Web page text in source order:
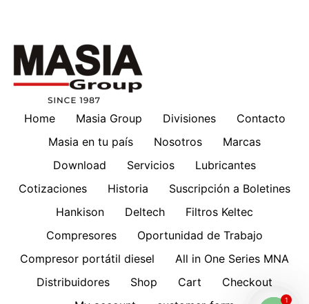
Home Masia Group Divisiones
Contacto
Masia en tu país
Nosotros
Marcas
Download
Servicios
Lubricantes
Cotizaciones
Historia
Suscripción a Boletines
Hankison
Deltech
Filtros Keltec
Compresores
Oportunidad de Trabajo
Compresor portátil diesel
All in One Series MNA
Distribuidores
Shop Cart
Checkout
1